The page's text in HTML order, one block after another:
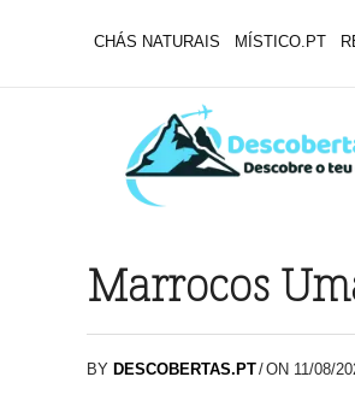
CHÁS NATURAIS MÍSTICO.PT
Marrocos
BY DESCOBERTAS.PT/ON 11/08/